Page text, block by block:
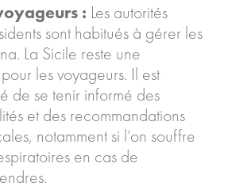
: Les autorités
sont habitués à gérer les
La Sicile reste une
les voyageurs. Il est
de se tenir informé des
et des recommandations
notamment si l’on souffre
en cas de